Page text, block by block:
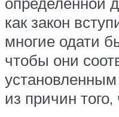
как закон
многие одати
чтобы они
из причин того,